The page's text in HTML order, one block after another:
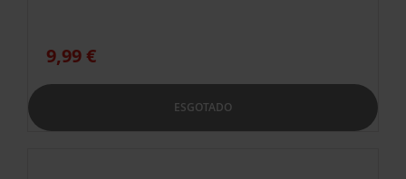
9,99 €
ESGOTADO